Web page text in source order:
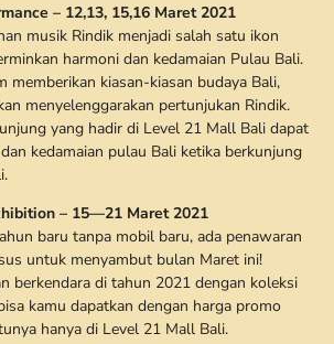
– 12,13, 15,16 Maret 2021
musik Rindik menjadi salah satu ikon
harmoni dan kedamaian Pulau Bali.
memberikan kiasan-kiasan budaya Bali,
menyelenggarakan pertunjukan Rindik.
yang hadir di Level 21 Mall Bali dapat
kedamaian pulau Bali ketika berkunjung
– 15—21 Maret 2021
baru tanpa mobil baru, ada penawaran
untuk menyambut bulan Maret ini!
berkendara di tahun 2021 dengan koleksi
kamu dapatkan dengan harga promo
hanya di Level 21 Mall Bali.